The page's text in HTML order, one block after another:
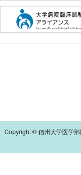
Copyright © 信州大学医学